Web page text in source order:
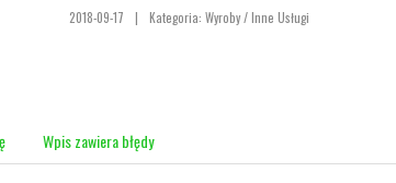
2018-09-17 | Kategoria: Wyroby / Inne Usługi
Wpis zawiera błędy